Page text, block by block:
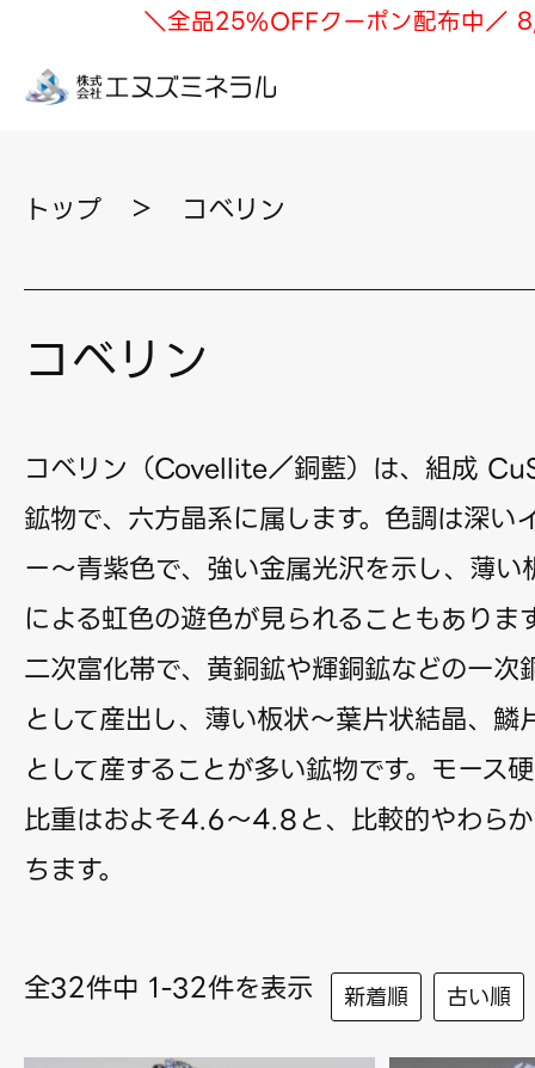
＼全品25%OFFクーポン配布中／
トップ ＞ コベリン
コベリン
コベリン（Covellite／銅藍）は、組成
鉱物で、六方晶系に属します。色調は深い
ー〜青紫色で、強い金属光沢を示し、薄
による虹色の遊色が見られることもありま
二次富化帯で、黄銅鉱や輝銅鉱などの一次
として産出し、薄い板状〜葉片状結晶、鱗
として産することが多い鉱物です。モース
比重はおよそ4.6〜4.8と、比較的やわら
ちます。
全32件中 1-32件を表示 新着順 古い順